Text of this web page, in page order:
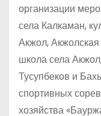
организации
села Калкаман,
Акжол, Акжолская
школа села
Тусупбеков и
спортивных
хозяйства